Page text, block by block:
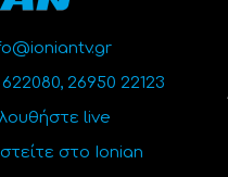
622080, 26950 22123
live
στο Ionian